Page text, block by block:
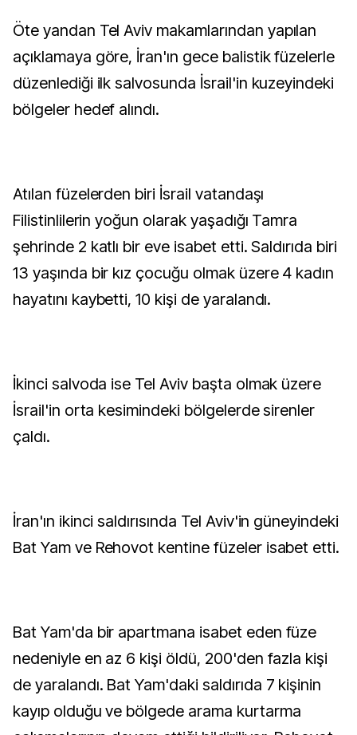
Öte yandan Tel Aviv makamlarından yapılan
açıklamaya göre, İran'ın gece balistik füzelerle
düzenlediği ilk salvosunda İsrail'in kuzeyindeki
bölgeler hedef alındı.
Atılan füzelerden biri İsrail vatandaşı
Filistinlilerin yoğun olarak yaşadığı Tamra
şehrinde 2 katlı bir eve isabet etti. Saldırıda biri
13 yaşında bir kız çocuğu olmak üzere 4 kadın
hayatını kaybetti, 10 kişi de yaralandı.
İkinci salvoda ise Tel Aviv başta olmak üzere
İsrail'in orta kesimindeki bölgelerde sirenler
çaldı.
İran'ın ikinci saldırısında Tel Aviv'in güneyindeki
Bat Yam ve Rehovot kentine füzeler isabet etti.
Bat Yam'da bir apartmana isabet eden füze
nedeniyle en az 6 kişi öldü, 200'den fazla kişi
de yaralandı. Bat Yam'daki saldırıda 7 kişinin
kayıp olduğu ve bölgede arama kurtarma